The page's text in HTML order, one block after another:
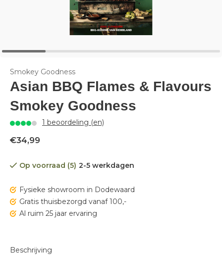
Smokey Goodness
Asian BBQ Flames & Flavours
Smokey Goodness
1 beoordeling (en)
€34,99
Op voorraad (5) 2-5 werkdagen
Fysieke showroom in Dodewaard
Gratis thuisbezorgd vanaf 100,-
Al ruim 25 jaar ervaring
Beschrijving